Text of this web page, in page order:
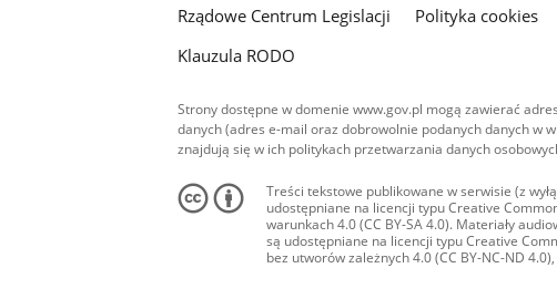
Rządowe Centrum Legislacji Polityka cookies
Klauzula RODO
Strony dostępne w domenie www.gov.pl mogą zawierać
danych (adres e-mail oraz dobrowolnie podanych danych w
znajdują się w ich politykach przetwarzania danych
Treści tekstowe publikowane w serwisie (z
udostępniane na licencji typu Creative
warunkach 4.0 (CC BY-SA 4.0). Materiały
są udostępniane na licencji typu Creative
bez utworów zależnych 4.0 (CC BY-NC-ND